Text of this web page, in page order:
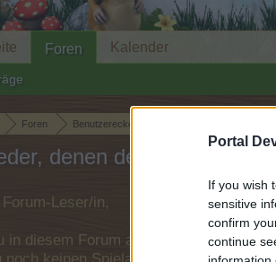
Portal
If you wish
sensitive
confirm
continue
Foren Benutzerecke
denen der Beitrag #44
Leser/in,
in diesem Forum aktiv an den
Foren Kalender